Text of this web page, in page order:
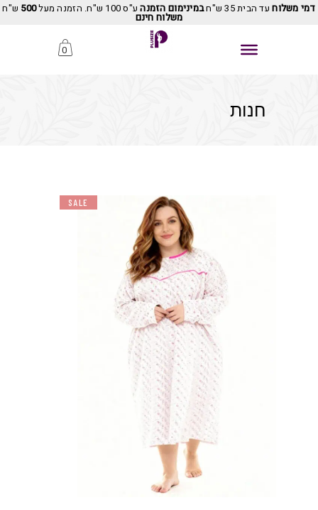
דמי משלוחעד הבית 35 ש"ח במינימום הזמנהע"ס 100 ש"ח. הזמנה מעל 500 ש"ח
משלוח חינם
0
חנות
SALE